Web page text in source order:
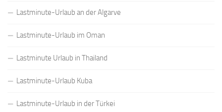
Lastminute-Urlaub an der Algarve
Lastminute-Urlaub im Oman
Lastminute Urlaub in Thailand
Lastminute-Urlaub Kuba
Lastminute-Urlaub in der Türkei